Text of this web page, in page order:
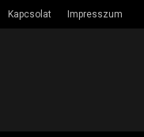
Kapcsolat Impresszum